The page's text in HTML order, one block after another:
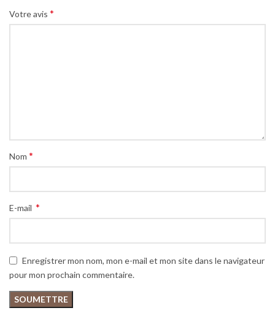
Votre avis *
Nom *
E-mail *
Enregistrer mon nom, mon e-mail et mon site dans le navigateur
pour mon prochain commentaire.